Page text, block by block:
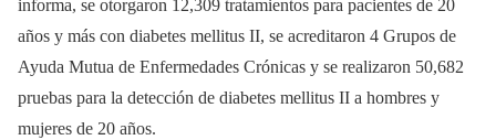
informa, se otorgaron 12,309 tratamientos para pacientes de 20
años y más con diabetes mellitus II, se acreditaron 4 Grupos de
Ayuda Mutua de Enfermedades Crónicas y se realizaron 50,682
pruebas para la detección de diabetes mellitus II a hombres y
mujeres de 20 años.